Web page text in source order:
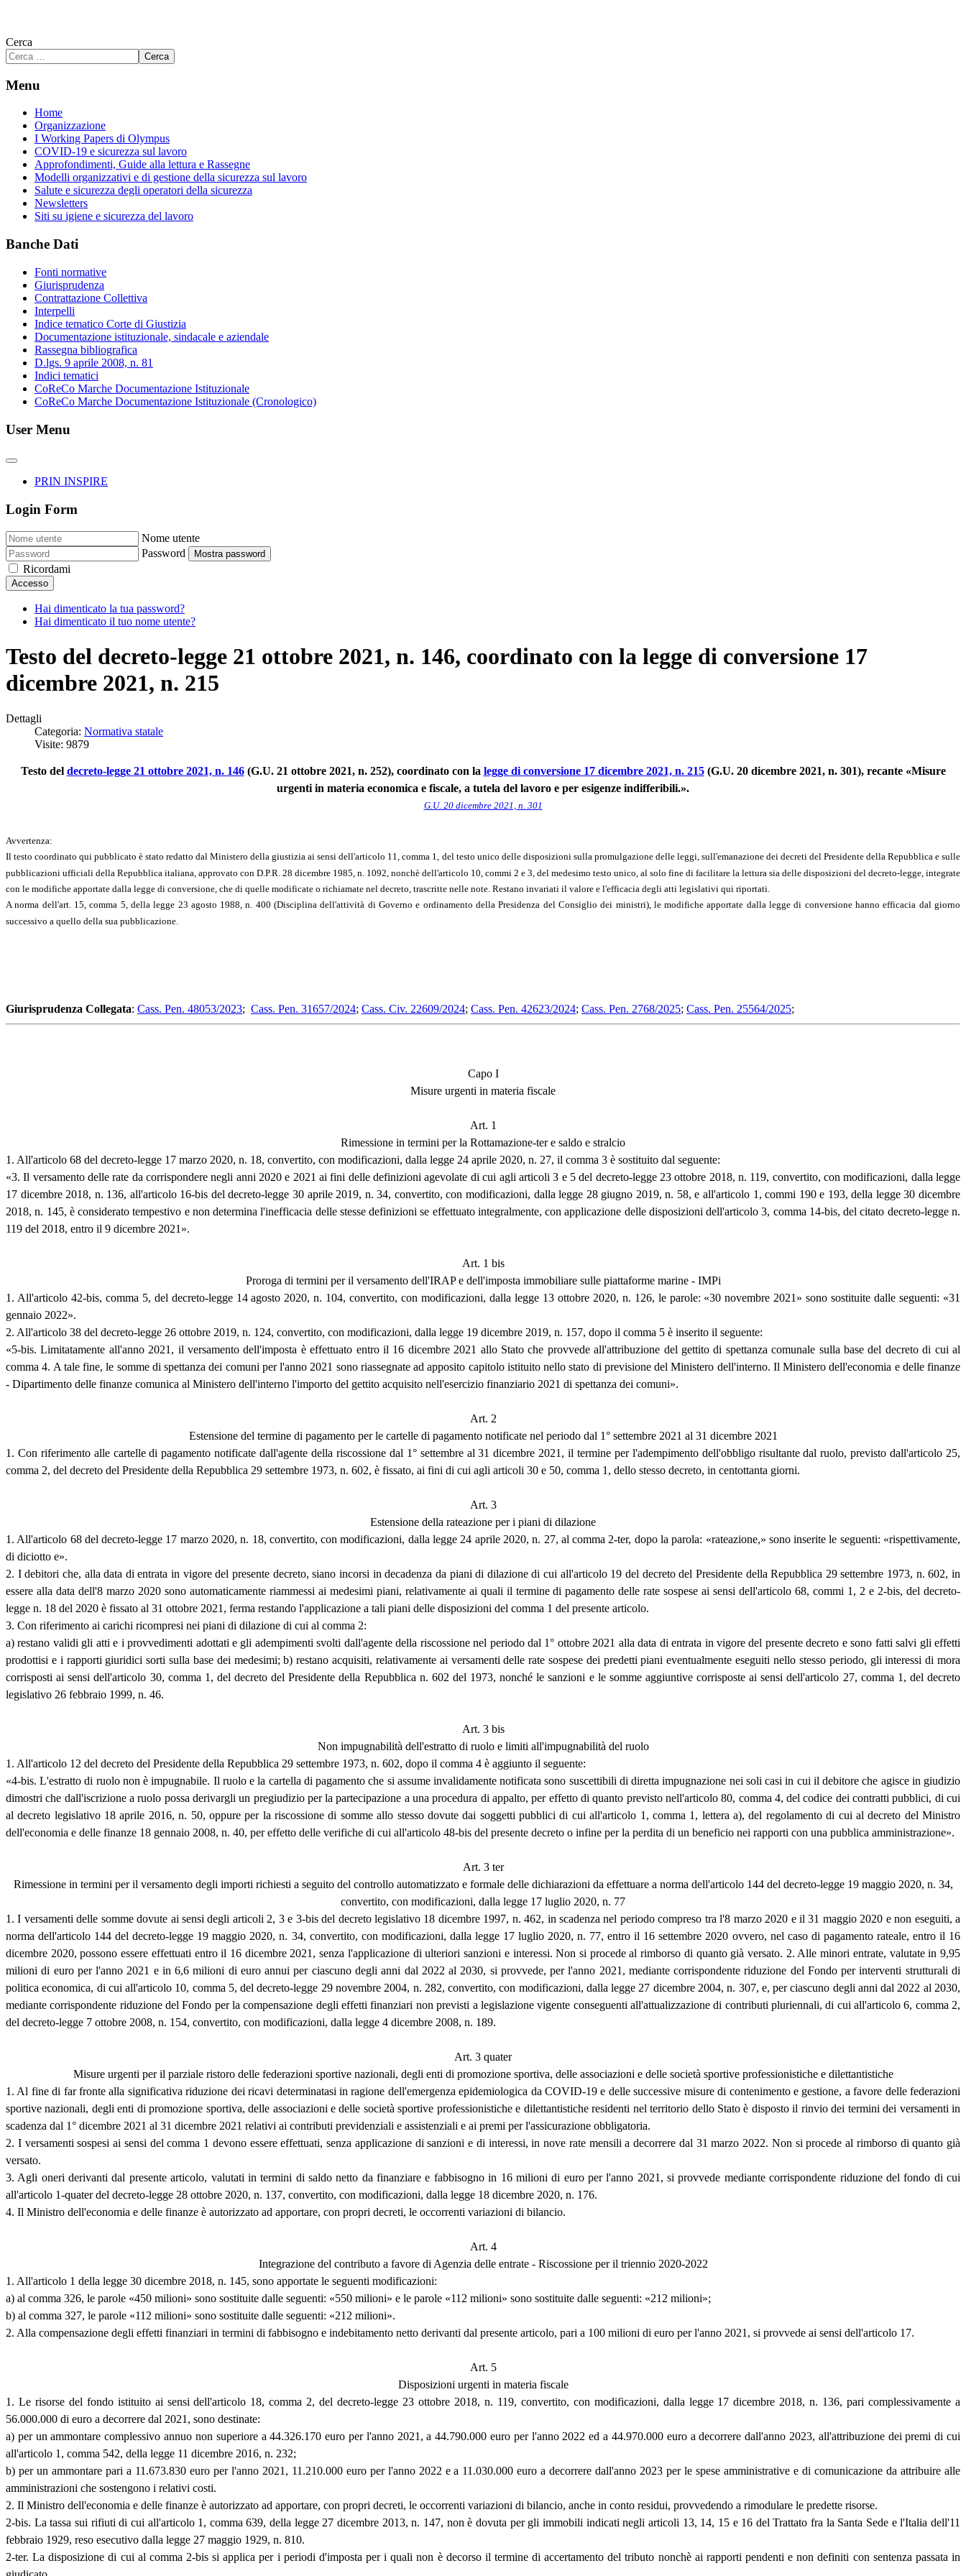
Cerca
Cerca
Menu
Home
Organizzazione
I Working Papers di Olympus
COVID-19 e sicurezza sul lavoro
Approfondimenti, Guide alla lettura e Rassegne
Modelli organizzativi e di gestione della sicurezza sul lavoro
Salute e sicurezza degli operatori della sicurezza
Newsletters
Siti su igiene e sicurezza del lavoro
Banche Dati
Fonti normative
Giurisprudenza
Contrattazione Collettiva
Interpelli
Indice tematico Corte di Giustizia
Documentazione istituzionale, sindacale e aziendale
Rassegna bibliografica
D.lgs. 9 aprile 2008, n. 81
Indici tematici
CoReCo Marche Documentazione Istituzionale
CoReCo Marche Documentazione Istituzionale (Cronologico)
User Menu
PRIN INSPIRE
Login Form
Nome utente
Password
Mostra password
Ricordami
Accesso
Hai dimenticato la tua password?
Hai dimenticato il tuo nome utente?
Testo del decreto-legge 21 ottobre 2021, n. 146, coordinato con la legge di conversione 17
dicembre 2021, n. 215
Dettagli
Categoria: Normativa statale
Visite: 9879
Testo del decreto-legge 21 ottobre 2021, n. 146(G.U. 21 ottobre 2021, n. 252), coordinato con la legge di conversione 17 dicembre 2021, n. 215(G.U. 20 dicembre 2021, n. 301), recante «Misure
urgenti in materia economica e fiscale, a tutela del lavoro e per esigenze indifferibili.».
G.U. 20 dicembre 2021, n. 301
Avvertenza:
Il testo coordinato qui pubblicato è stato redatto dal Ministero della giustizia ai sensi dell'articolo 11, comma 1, del testo unico delle disposizioni sulla promulgazione delle leggi, sull'emanazione dei decreti del Presidente della Repubblica e sulle
pubblicazioni ufficiali della Repubblica italiana, approvato con D.P.R. 28 dicembre 1985, n. 1092, nonchè dell'articolo 10, commi 2 e 3, del medesimo testo unico, al solo fine di facilitare la lettura sia delle disposizioni del decreto-legge, integrate
con le modifiche apportate dalla legge di conversione, che di quelle modificate o richiamate nel decreto, trascritte nelle note. Restano invariati il valore e l'efficacia degli atti legislativi qui riportati.
A norma dell'art. 15, comma 5, della legge 23 agosto 1988, n. 400 (Disciplina dell'attività di Governo e ordinamento della Presidenza del Consiglio dei ministri), le modifiche apportate dalla legge di conversione hanno efficacia dal giorno
successivo a quello della sua pubblicazione.
Giurisprudenza Collegata: Cass. Pen. 48053/2023; Cass. Pen. 31657/2024; Cass. Civ. 22609/2024; Cass. Pen. 42623/2024; Cass. Pen. 2768/2025; Cass. Pen. 25564/2025;
Capo I
Misure urgenti in materia fiscale
Art. 1
Rimessione in termini per la Rottamazione-ter e saldo e stralcio
1. All'articolo 68 del decreto-legge 17 marzo 2020, n. 18, convertito, con modificazioni, dalla legge 24 aprile 2020, n. 27, il comma 3 è sostituito dal seguente:
«3. Il versamento delle rate da corrispondere negli anni 2020 e 2021 ai fini delle definizioni agevolate di cui agli articoli 3 e 5 del decreto-legge 23 ottobre 2018, n. 119, convertito, con modificazioni, dalla legge
17 dicembre 2018, n. 136, all'articolo 16-bis del decreto-legge 30 aprile 2019, n. 34, convertito, con modificazioni, dalla legge 28 giugno 2019, n. 58, e all'articolo 1, commi 190 e 193, della legge 30 dicembre
2018, n. 145, è considerato tempestivo e non determina l'inefficacia delle stesse definizioni se effettuato integralmente, con applicazione delle disposizioni dell'articolo 3, comma 14-bis, del citato decreto-legge n.
119 del 2018, entro il 9 dicembre 2021».
Art. 1 bis
Proroga di termini per il versamento dell'IRAP e dell'imposta immobiliare sulle piattaforme marine - IMPi
1. All'articolo 42-bis, comma 5, del decreto-legge 14 agosto 2020, n. 104, convertito, con modificazioni, dalla legge 13 ottobre 2020, n. 126, le parole: «30 novembre 2021» sono sostituite dalle seguenti: «31
gennaio 2022».
2. All'articolo 38 del decreto-legge 26 ottobre 2019, n. 124, convertito, con modificazioni, dalla legge 19 dicembre 2019, n. 157, dopo il comma 5 è inserito il seguente:
«5-bis. Limitatamente all'anno 2021, il versamento dell'imposta è effettuato entro il 16 dicembre 2021 allo Stato che provvede all'attribuzione del gettito di spettanza comunale sulla base del decreto di cui al
comma 4. A tale fine, le somme di spettanza dei comuni per l'anno 2021 sono riassegnate ad apposito capitolo istituito nello stato di previsione del Ministero dell'interno. Il Ministero dell'economia e delle finanze
- Dipartimento delle finanze comunica al Ministero dell'interno l'importo del gettito acquisito nell'esercizio finanziario 2021 di spettanza dei comuni».
Art. 2
Estensione del termine di pagamento per le cartelle di pagamento notificate nel periodo dal 1° settembre 2021 al 31 dicembre 2021
1. Con riferimento alle cartelle di pagamento notificate dall'agente della riscossione dal 1° settembre al 31 dicembre 2021, il termine per l'adempimento dell'obbligo risultante dal ruolo, previsto dall'articolo 25,
comma 2, del decreto del Presidente della Repubblica 29 settembre 1973, n. 602, è fissato, ai fini di cui agli articoli 30 e 50, comma 1, dello stesso decreto, in centottanta giorni.
Art. 3
Estensione della rateazione per i piani di dilazione
1. All'articolo 68 del decreto-legge 17 marzo 2020, n. 18, convertito, con modificazioni, dalla legge 24 aprile 2020, n. 27, al comma 2-ter, dopo la parola: «rateazione,» sono inserite le seguenti: «rispettivamente,
di diciotto e».
2. I debitori che, alla data di entrata in vigore del presente decreto, siano incorsi in decadenza da piani di dilazione di cui all'articolo 19 del decreto del Presidente della Repubblica 29 settembre 1973, n. 602, in
essere alla data dell'8 marzo 2020 sono automaticamente riammessi ai medesimi piani, relativamente ai quali il termine di pagamento delle rate sospese ai sensi dell'articolo 68, commi 1, 2 e 2-bis, del decreto-
legge n. 18 del 2020 è fissato al 31 ottobre 2021, ferma restando l'applicazione a tali piani delle disposizioni del comma 1 del presente articolo.
3. Con riferimento ai carichi ricompresi nei piani di dilazione di cui al comma 2:
a) restano validi gli atti e i provvedimenti adottati e gli adempimenti svolti dall'agente della riscossione nel periodo dal 1° ottobre 2021 alla data di entrata in vigore del presente decreto e sono fatti salvi gli effetti
prodottisi e i rapporti giuridici sorti sulla base dei medesimi; b) restano acquisiti, relativamente ai versamenti delle rate sospese dei predetti piani eventualmente eseguiti nello stesso periodo, gli interessi di mora
corrisposti ai sensi dell'articolo 30, comma 1, del decreto del Presidente della Repubblica n. 602 del 1973, nonché le sanzioni e le somme aggiuntive corrisposte ai sensi dell'articolo 27, comma 1, del decreto
legislativo 26 febbraio 1999, n. 46.
Art. 3 bis
Non impugnabilità dell'estratto di ruolo e limiti all'impugnabilità del ruolo
1. All'articolo 12 del decreto del Presidente della Repubblica 29 settembre 1973, n. 602, dopo il comma 4 è aggiunto il seguente:
«4-bis. L'estratto di ruolo non è impugnabile. Il ruolo e la cartella di pagamento che si assume invalidamente notificata sono suscettibili di diretta impugnazione nei soli casi in cui il debitore che agisce in giudizio
dimostri che dall'iscrizione a ruolo possa derivargli un pregiudizio per la partecipazione a una procedura di appalto, per effetto di quanto previsto nell'articolo 80, comma 4, del codice dei contratti pubblici, di cui
al decreto legislativo 18 aprile 2016, n. 50, oppure per la riscossione di somme allo stesso dovute dai soggetti pubblici di cui all'articolo 1, comma 1, lettera a), del regolamento di cui al decreto del Ministro
dell'economia e delle finanze 18 gennaio 2008, n. 40, per effetto delle verifiche di cui all'articolo 48-bis del presente decreto o infine per la perdita di un beneficio nei rapporti con una pubblica amministrazione».
Art. 3 ter
Rimessione in termini per il versamento degli importi richiesti a seguito del controllo automatizzato e formale delle dichiarazioni da effettuare a norma dell'articolo 144 del decreto-legge 19 maggio 2020, n. 34,
convertito, con modificazioni, dalla legge 17 luglio 2020, n. 77
1. I versamenti delle somme dovute ai sensi degli articoli 2, 3 e 3-bis del decreto legislativo 18 dicembre 1997, n. 462, in scadenza nel periodo compreso tra l'8 marzo 2020 e il 31 maggio 2020 e non eseguiti, a
norma dell'articolo 144 del decreto-legge 19 maggio 2020, n. 34, convertito, con modificazioni, dalla legge 17 luglio 2020, n. 77, entro il 16 settembre 2020 ovvero, nel caso di pagamento rateale, entro il 16
dicembre 2020, possono essere effettuati entro il 16 dicembre 2021, senza l'applicazione di ulteriori sanzioni e interessi. Non si procede al rimborso di quanto già versato. 2. Alle minori entrate, valutate in 9,95
milioni di euro per l'anno 2021 e in 6,6 milioni di euro annui per ciascuno degli anni dal 2022 al 2030, si provvede, per l'anno 2021, mediante corrispondente riduzione del Fondo per interventi strutturali di
politica economica, di cui all'articolo 10, comma 5, del decreto-legge 29 novembre 2004, n. 282, convertito, con modificazioni, dalla legge 27 dicembre 2004, n. 307, e, per ciascuno degli anni dal 2022 al 2030,
mediante corrispondente riduzione del Fondo per la compensazione degli effetti finanziari non previsti a legislazione vigente conseguenti all'attualizzazione di contributi pluriennali, di cui all'articolo 6, comma 2,
del decreto-legge 7 ottobre 2008, n. 154, convertito, con modificazioni, dalla legge 4 dicembre 2008, n. 189.
Art. 3 quater
Misure urgenti per il parziale ristoro delle federazioni sportive nazionali, degli enti di promozione sportiva, delle associazioni e delle società sportive professionistiche e dilettantistiche
1. Al fine di far fronte alla significativa riduzione dei ricavi determinatasi in ragione dell'emergenza epidemiologica da COVID-19 e delle successive misure di contenimento e gestione, a favore delle federazioni
sportive nazionali, degli enti di promozione sportiva, delle associazioni e delle società sportive professionistiche e dilettantistiche residenti nel territorio dello Stato è disposto il rinvio dei termini dei versamenti in
scadenza dal 1° dicembre 2021 al 31 dicembre 2021 relativi ai contributi previdenziali e assistenziali e ai premi per l'assicurazione obbligatoria.
2. I versamenti sospesi ai sensi del comma 1 devono essere effettuati, senza applicazione di sanzioni e di interessi, in nove rate mensili a decorrere dal 31 marzo 2022. Non si procede al rimborso di quanto già
versato.
3. Agli oneri derivanti dal presente articolo, valutati in termini di saldo netto da finanziare e fabbisogno in 16 milioni di euro per l'anno 2021, si provvede mediante corrispondente riduzione del fondo di cui
all'articolo 1-quater del decreto-legge 28 ottobre 2020, n. 137, convertito, con modificazioni, dalla legge 18 dicembre 2020, n. 176.
4. Il Ministro dell'economia e delle finanze è autorizzato ad apportare, con propri decreti, le occorrenti variazioni di bilancio.
Art. 4
Integrazione del contributo a favore di Agenzia delle entrate - Riscossione per il triennio 2020-2022
1. All'articolo 1 della legge 30 dicembre 2018, n. 145, sono apportate le seguenti modificazioni:
a) al comma 326, le parole «450 milioni» sono sostituite dalle seguenti: «550 milioni» e le parole «112 milioni» sono sostituite dalle seguenti: «212 milioni»;
b) al comma 327, le parole «112 milioni» sono sostituite dalle seguenti: «212 milioni».
2. Alla compensazione degli effetti finanziari in termini di fabbisogno e indebitamento netto derivanti dal presente articolo, pari a 100 milioni di euro per l'anno 2021, si provvede ai sensi dell'articolo 17.
Art. 5
Disposizioni urgenti in materia fiscale
1. Le risorse del fondo istituito ai sensi dell'articolo 18, comma 2, del decreto-legge 23 ottobre 2018, n. 119, convertito, con modificazioni, dalla legge 17 dicembre 2018, n. 136, pari complessivamente a
56.000.000 di euro a decorrere dal 2021, sono destinate:
a) per un ammontare complessivo annuo non superiore a 44.326.170 euro per l'anno 2021, a 44.790.000 euro per l'anno 2022 ed a 44.970.000 euro a decorrere dall'anno 2023, all'attribuzione dei premi di cui
all'articolo 1, comma 542, della legge 11 dicembre 2016, n. 232;
b) per un ammontare pari a 11.673.830 euro per l'anno 2021, 11.210.000 euro per l'anno 2022 e a 11.030.000 euro a decorrere dall'anno 2023 per le spese amministrative e di comunicazione da attribuire alle
amministrazioni che sostengono i relativi costi.
2. Il Ministro dell'economia e delle finanze è autorizzato ad apportare, con propri decreti, le occorrenti variazioni di bilancio, anche in conto residui, provvedendo a rimodulare le predette risorse.
2-bis. La tassa sui rifiuti di cui all'articolo 1, comma 639, della legge 27 dicembre 2013, n. 147, non è dovuta per gli immobili indicati negli articoli 13, 14, 15 e 16 del Trattato fra la Santa Sede e l'Italia dell'11
febbraio 1929, reso esecutivo dalla legge 27 maggio 1929, n. 810.
2-ter. La disposizione di cui al comma 2-bis si applica per i periodi d'imposta per i quali non è decorso il termine di accertamento del tributo nonchè ai rapporti pendenti e non definiti con sentenza passata in